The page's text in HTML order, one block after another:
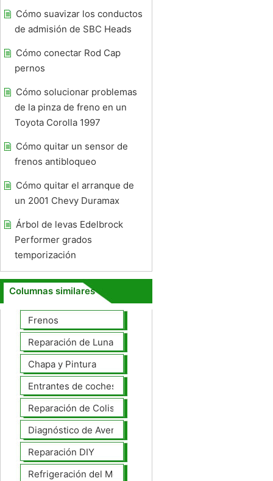
Cómo suavizar los conductos
de admisión de SBC Heads
Cómo conectar Rod Cap
pernos
Cómo solucionar problemas
de la pinza de freno en un
Toyota Corolla 1997
Cómo quitar un sensor de
frenos antibloqueo
Cómo quitar el arranque de
un 2001 Chevy Duramax
Árbol de levas Edelbrock
Performer grados
temporización
Columnas similares
Frenos
Reparación de Lunas
Chapa y Pintura
Entrantes de coches
Reparación de Colisiones
Diagnóstico de Averías
Reparación DIY
Refrigeración del Motor